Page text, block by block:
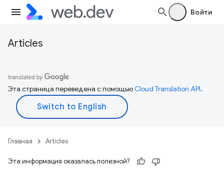
Войти
Articles
Эта страница переведена с помощьюCloud Translation API.
Главная Articles
Эта информация оказалась полезной?